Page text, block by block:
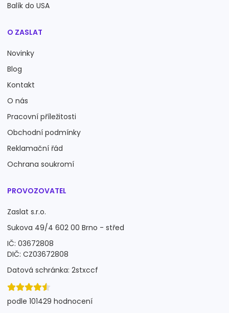
Balík do USA
O ZASLAT
Novinky
Blog
Kontakt
O nás
Pracovní příležitosti
Obchodní podmínky
Reklamační řád
Ochrana soukromí
PROVOZOVATEL
Zaslat s.r.o.
Sukova 49/4 602 00 Brno - střed
IČ: 03672808
DIČ: CZ03672808
Datová schránka: 2stxccf
podle 101429 hodnocení